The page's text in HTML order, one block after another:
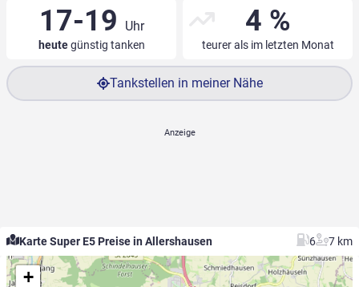
17-19 Uhr
heutegünstig tanken
4 %
teurer als im letzten Monat
Tankstellen in meiner Nähe
Karte Super E5 Preise in Allershausen 6 7 km
+